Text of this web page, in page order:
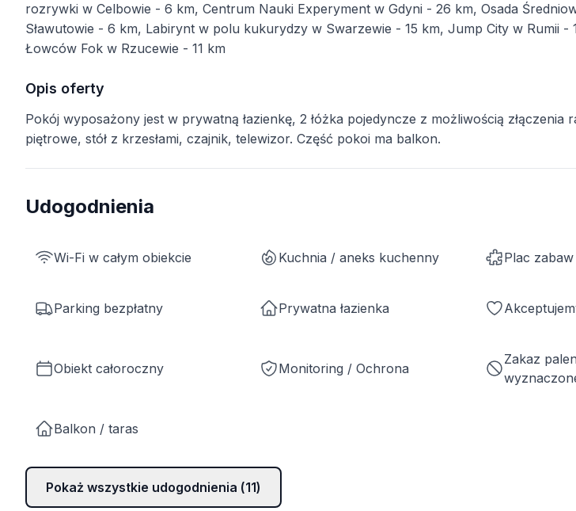
rozrywki w Celbowie - 6 km, Centrum Nauki Experyment w Gdyni - 26 km, Osada
Sławutowie - 6 km, Labirynt w polu kukurydzy w Swarzewie - 15 km, Jump City w Rumii -
Łowców Fok w Rzucewie - 11 km
Opis oferty
Pokój wyposażony jest w prywatną łazienkę, 2 łóżka pojedyncze z możliwością złączenia
piętrowe, stół z krzesłami, czajnik, telewizor. Część pokoi ma balkon.
Udogodnienia
Wi-Fi w całym obiekcie Kuchnia / aneks kuchenny Plac
Parking bezpłatny Prywatna łazienka
Obiekt całoroczny Monitoring / Ochrona
Zakaz
Balkon / taras
Pokaż wszystkie udogodnienia (11)